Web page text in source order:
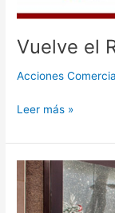
Vuelve el
Acciones
Leer más »
Concurso
de
escaparates